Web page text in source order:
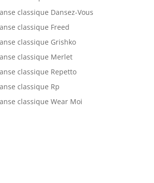
classique Dansez-Vous
classique Freed
classique Grishko
classique Merlet
classique Repetto
classique Rp
classique Wear Moi